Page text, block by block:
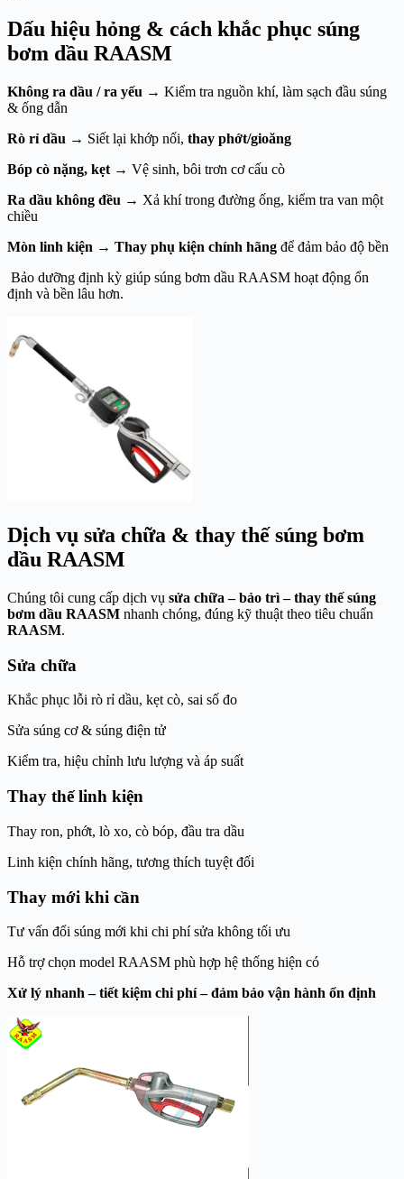
Dấu hiệu hỏng & cách khắc phục súng
bơm dầu RAASM
Không ra dầu / ra yếu → Kiểm tra nguồn khí, làm sạch đầu súng
& ống dẫn
Rò rỉ dầu → Siết lại khớp nối, thay phớt/gioăng
Bóp cò nặng, kẹt → Vệ sinh, bôi trơn cơ cấu cò
Ra dầu không đều → Xả khí trong đường ống, kiểm tra van một
chiều
Mòn linh kiện → Thay phụ kiện chính hãng để đảm bảo độ bền
Bảo dưỡng định kỳ giúp súng bơm dầu RAASM hoạt động ổn
định và bền lâu hơn.
Dịch vụ sửa chữa & thay thế súng bơm
dầu RAASM
Chúng tôi cung cấp dịch vụ sửa chữa – bảo trì – thay thế súng
bơm dầu RAASM nhanh chóng, đúng kỹ thuật theo tiêu chuẩn
RAASM.
Sửa chữa
Khắc phục lỗi rò rỉ dầu, kẹt cò, sai số đo
Sửa súng cơ & súng điện tử
Kiểm tra, hiệu chỉnh lưu lượng và áp suất
Thay thế linh kiện
Thay ron, phớt, lò xo, cò bóp, đầu tra dầu
Linh kiện chính hãng, tương thích tuyệt đối
Thay mới khi cần
Tư vấn đổi súng mới khi chi phí sửa không tối ưu
Hỗ trợ chọn model RAASM phù hợp hệ thống hiện có
Xử lý nhanh – tiết kiệm chi phí – đảm bảo vận hành ổn định